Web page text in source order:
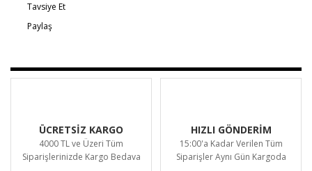
Tavsiye Et
Paylaş
ÜCRETSİZ KARGO
4000 TL ve Üzeri Tüm
Siparişlerinizde Kargo Bedava
HIZLI GÖNDERİM
15:00'a Kadar Verilen Tüm
Siparişler Aynı Gün Kargoda